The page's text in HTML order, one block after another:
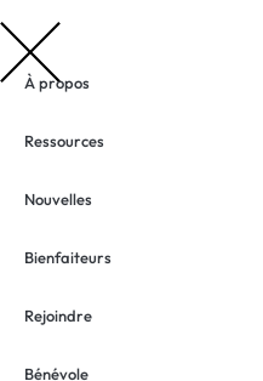
À propos
Ressources
Nouvelles
Bienfaiteurs
Rejoindre
Bénévole